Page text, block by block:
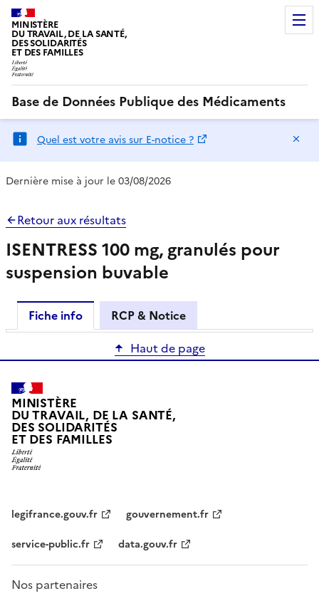
MINISTÈRE
DU TRAVAIL, DE LA SANTÉ,
DES SOLIDARITÉS
ET DES FAMILLES
Base de Données Publique des Médicaments
Quel est votre avis sur E-notice ?
Dernière mise à jour le 03/08/2026
Retour aux résultats
ISENTRESS 100 mg, granulés pour
suspension buvable
Fiche info
RCP & Notice
Haut de page
MINISTÈRE
DU TRAVAIL, DE LA SANTÉ,
DES SOLIDARITÉS
ET DES FAMILLES
legifrance.gouv.fr
gouvernement.fr
service-public.fr
data.gouv.fr
Nos partenaires